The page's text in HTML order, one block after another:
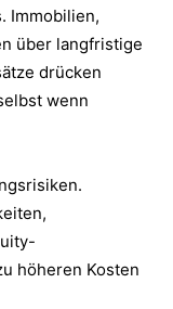
Immobilien,
über langfristige
drücken
wenn
höheren Kosten